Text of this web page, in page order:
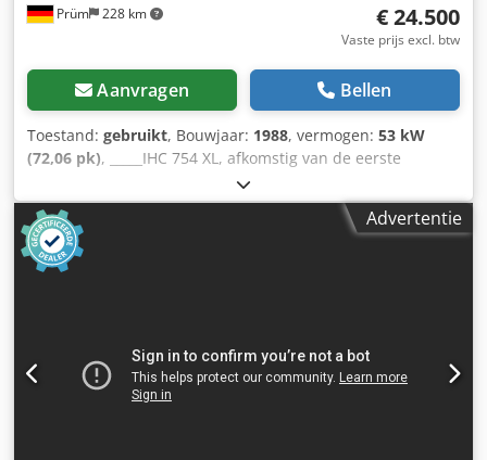
Prüm 228 km € 24.500
Vaste prijs excl. btw
Aanvragen Bellen
Toestand: gebruikt, Bouwjaar: 1988, vermogen: 53 kW
(72,06 pk), _____IHC 754 XL, afkomstig van de eerste
eigenaar, in uitstekende staat. Bedrijfstijden: ca. 8.600 uur.
Bouwjaar: 1988. Dedpszdmutsfx Abiokr Voorste
hefinrichting. Voorste aftakas. 30 km/u versnellingsbak.
Prijs: € 24.500,00 (exclusief BTW). Locatie: null
Advertentie